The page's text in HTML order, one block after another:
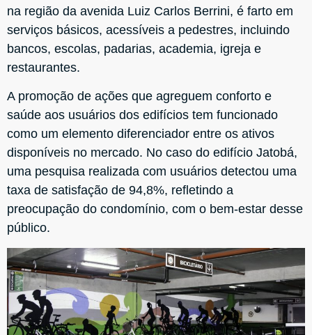
na região da avenida Luiz Carlos Berrini, é farto em
serviços básicos, acessíveis a pedestres, incluindo
bancos, escolas, padarias, academia, igreja e
restaurantes.
A promoção de ações que agreguem conforto e
saúde aos usuários dos edifícios tem funcionado
como um elemento diferenciador entre os ativos
disponíveis no mercado. No caso do edifício Jatobá,
uma pesquisa realizada com usuários detectou uma
taxa de satisfação de 94,8%, refletindo a
preocupação do condomínio, com o bem-estar desse
público.